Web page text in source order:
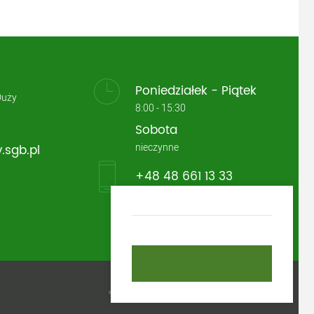
Poniedziałek - Piątek
8:00 - 15:30
Sobota
nieczynne
+48 48 661 13 33